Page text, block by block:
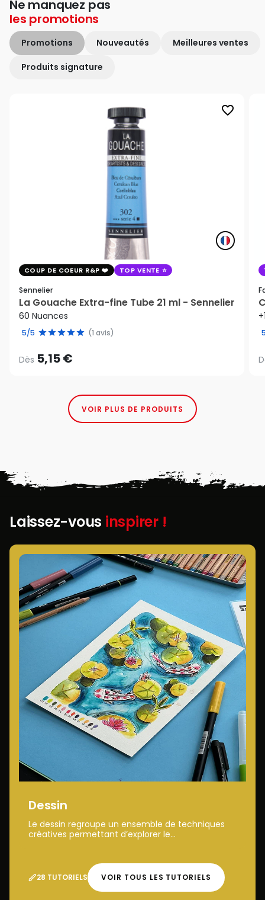
Ne manquez pas
les promotions
Promotions Nouveautés Meilleures ventes
Produits signature
favorite_border
COUP DE COEUR R&P TOP VENTE
Sennelier
La Gouache Extra-fine Tube 21 ml - Sennelier
60 Nuances
5/5 (1 avis)
Dès 5,15 €
VOIR PLUS DE PRODUITS
Laissez-vous inspirer !
Dessin
Le dessin regroupe un ensemble de techniques
créatives permettant d’explorer le...
28 TUTORIELS VOIR TOUS LES TUTORIELS